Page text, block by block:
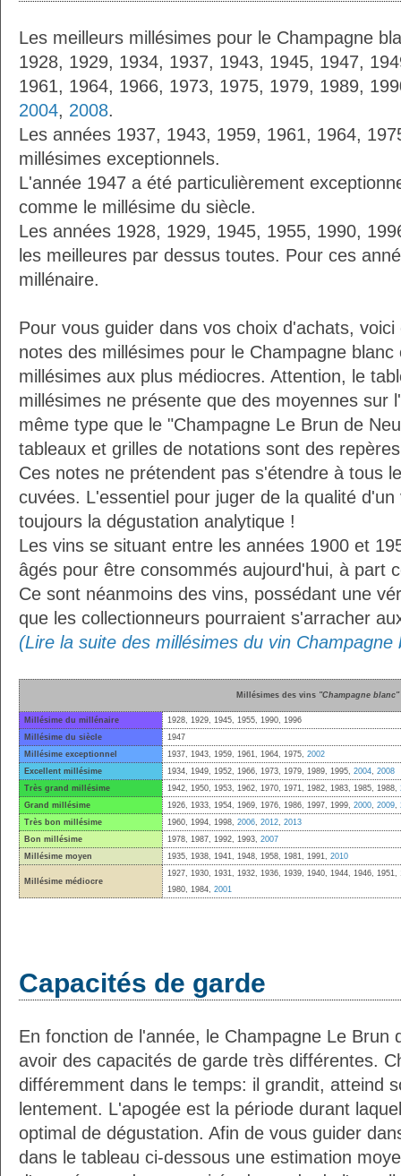
Les meilleurs millésimes pour le Champagne
1928, 1929, 1934, 1937, 1943, 1945, 1947,
1961, 1964, 1966, 1973, 1975, 1979, 1989,
2004, 2008.
Les années 1937, 1943, 1959, 1961, 1964,
millésimes exceptionnels.
L'année 1947 a été particulièrement
comme le millésime du siècle.
Les années 1928, 1929, 1945, 1955, 1990,
les meilleures par dessus toutes. Pour ces
millénaire.
Pour vous guider dans vos choix d'achats,
notes des millésimes pour le Champagne
millésimes aux plus médiocres. Attention, le
millésimes ne présente que des moyennes sur
même type que le "Champagne Le Brun de
tableaux et grilles de notations sont des
Ces notes ne prétendent pas s'étendre à tous
cuvées. L'essentiel pour juger de la qualité
toujours la dégustation analytique !
Les vins se situant entre les années 1900 et
âgés pour être consommés aujourd'hui, à part
Ce sont néanmoins des vins, possédant une
que les collectionneurs pourraient s'arracher
(Lire la suite des millésimes du vin Champagne
Millésimes des vins "Champagne blanc"
Millésime du millénaire
1928, 1929, 1945, 1955, 1990, 1996
Millésime du siècle
1947
Millésime exceptionnel
1937, 1943, 1959, 1961, 1964, 1975, 2002
Excellent millésime
1934, 1949, 1952, 1966, 1973, 1979, 1989, 1995, 2004, 2008
Très grand millésime
1942, 1950, 1953, 1962, 1970, 1971, 1982, 1983, 1985, 1988,
Grand millésime
1926, 1933, 1954, 1969, 1976, 1986, 1997, 1999, 2000, 2009,
Très bon millésime
1960, 1994, 1998, 2006, 2012, 2013
Bon millésime
1978, 1987, 1992, 1993, 2007
Millésime moyen
1935, 1938, 1941, 1948, 1958, 1981, 1991, 2010
Millésime médiocre
1927, 1930, 1931, 1932, 1936, 1939, 1940, 1944, 1946,
1980, 1984, 2001
Capacités de garde
En fonction de l'année, le Champagne Le Brun
avoir des capacités de garde très différentes.
différemment dans le temps: il grandit, atteind
lentement. L'apogée est la période durant
optimal de dégustation. Afin de vous guider
dans le tableau ci-dessous une estimation